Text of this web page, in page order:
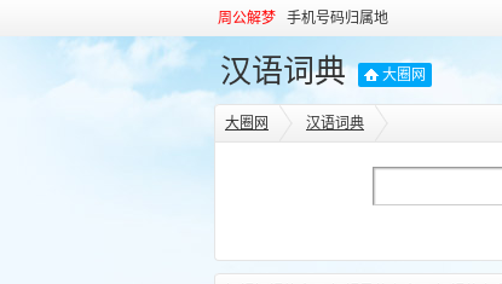
周公解梦 手机号码归属地
汉语词典 大圈网
大圈网 汉语词典